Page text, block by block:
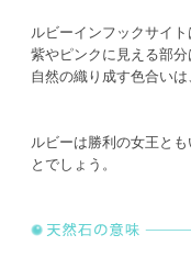
ルビーインフックサイ
紫やピンクに見える部
自然の織り成す色合い
ルビーは勝利の女王と
とでしょう。